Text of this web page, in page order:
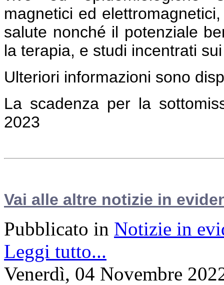
magnetici ed
salute nonché il potenziale
la terapia, e studi incentrati
Ulteriori informazioni sono
La scadenza per la
2023
Vai alle altre notizie in
Pubblicato in Notizie in
Leggi tutto...
Venerdì, 04 Novembre